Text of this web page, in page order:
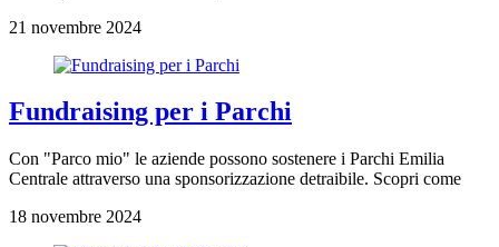
21 novembre 2024
Fundraising per i Parchi
Con "Parco mio" le aziende possono sostenere i Parchi Emilia
Centrale attraverso una sponsorizzazione detraibile. Scopri come
18 novembre 2024